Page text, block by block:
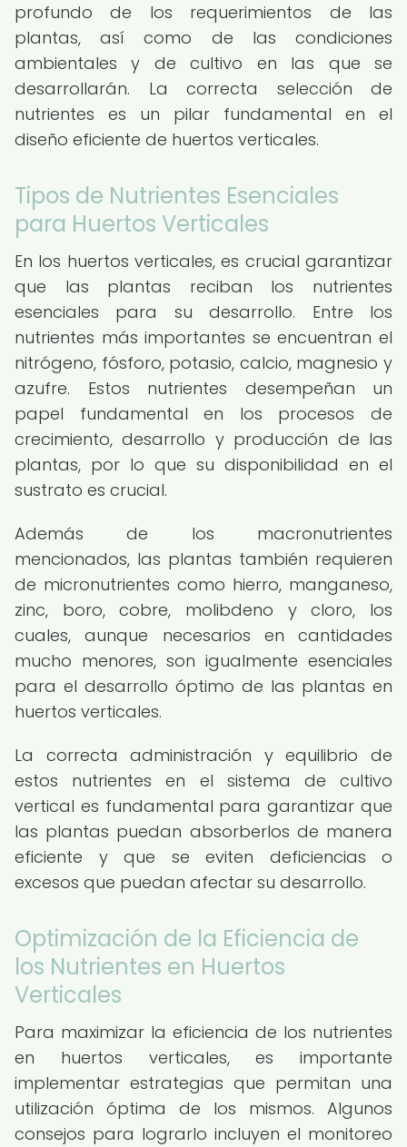
profundo de los requerimientos de las
plantas, así como de las condiciones
ambientales y de cultivo en las que se
desarrollarán. La correcta selección de
nutrientes es un pilar fundamental en el
diseño eficiente de huertos verticales.
Tipos de Nutrientes Esenciales
para Huertos Verticales
En los huertos verticales, es crucial garantizar
que las plantas reciban los nutrientes
esenciales para su desarrollo. Entre los
nutrientes más importantes se encuentran el
nitrógeno, fósforo, potasio, calcio, magnesio y
azufre. Estos nutrientes desempeñan un
papel fundamental en los procesos de
crecimiento, desarrollo y producción de las
plantas, por lo que su disponibilidad en el
sustrato es crucial.
Además de los macronutrientes
mencionados, las plantas también requieren
de micronutrientes como hierro, manganeso,
zinc, boro, cobre, molibdeno y cloro, los
cuales, aunque necesarios en cantidades
mucho menores, son igualmente esenciales
para el desarrollo óptimo de las plantas en
huertos verticales.
La correcta administración y equilibrio de
estos nutrientes en el sistema de cultivo
vertical es fundamental para garantizar que
las plantas puedan absorberlos de manera
eficiente y que se eviten deficiencias o
excesos que puedan afectar su desarrollo.
Optimización de la Eficiencia de
los Nutrientes en Huertos
Verticales
Para maximizar la eficiencia de los nutrientes
en huertos verticales, es importante
implementar estrategias que permitan una
utilización óptima de los mismos. Algunos
consejos para lograrlo incluyen el monitoreo